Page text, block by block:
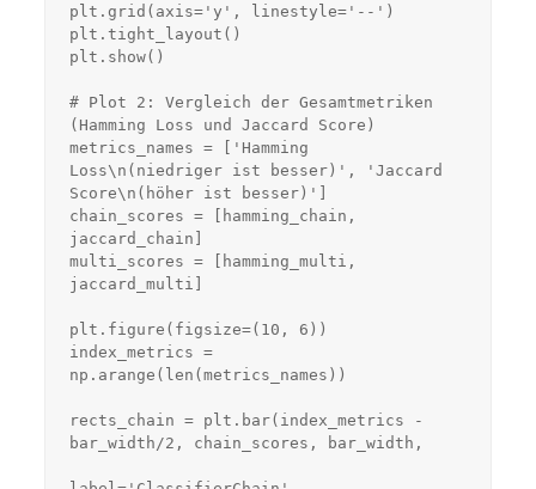
plt.grid(axis='y', linestyle='--')
plt.tight_layout()
plt.show()
# Plot 2: Vergleich der Gesamtmetriken
(Hamming Loss und Jaccard Score)
metrics_names = ['Hamming
Loss\n(niedriger ist besser)', 'Jaccard
Score\n(höher ist besser)']
chain_scores = [hamming_chain,
jaccard_chain]
multi_scores = [hamming_multi,
jaccard_multi]
plt.figure(figsize=(10, 6))
index_metrics =
np.arange(len(metrics_names))
rects_chain = plt.bar(index_metrics -
bar_width/2, chain_scores, bar_width,